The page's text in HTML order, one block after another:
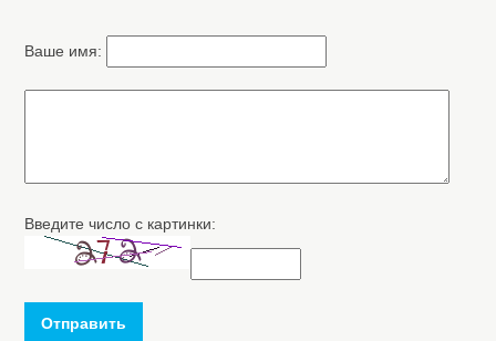
Ваше имя:
Введите число с картинки:
Отправить